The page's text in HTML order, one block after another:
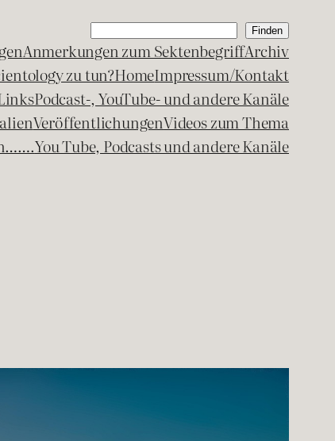
Suchen Finden
Anmerkungen zum SektenbegriffArchiv
zu tun?HomeImpressum/Kontakt
Podcast-, YouTube- und andere Kanäle
VeröffentlichungenVideos zum Thema
You Tube, Podcasts und andere Kanäle